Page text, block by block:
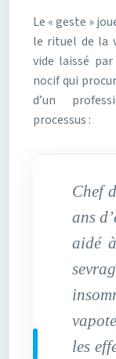
Le « geste »
le rituel de la
vide laissé
nocif qui
d’un
processus :
Chef
ans
aidé
les